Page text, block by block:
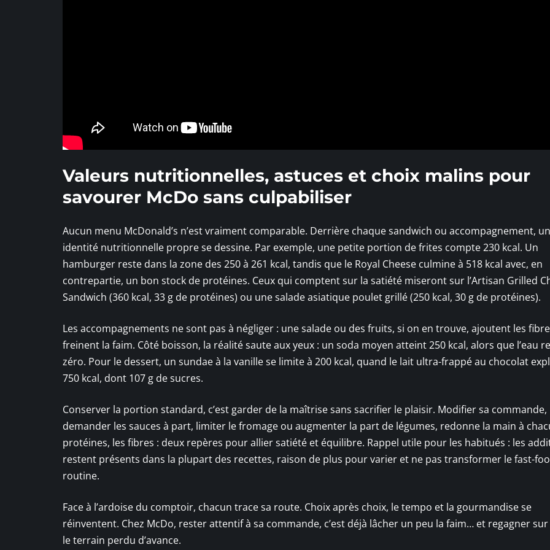
Valeurs nutritionnelles, astuces et choix malins pour
savourer McDo sans culpabiliser
Aucun menu McDonald’s n’est vraiment comparable. Derrière chaque sandwich ou accompagnement,
identité nutritionnelle propre se dessine. Par exemple, une petite portion de frites compte 230 kcal. Un
hamburger reste dans la zone des 250 à 261 kcal, tandis que le Royal Cheese culmine à 518 kcal avec, en
contrepartie, un bon stock de protéines. Ceux qui comptent sur la satiété miseront sur l’Artisan Grilled
Sandwich (360 kcal, 33 g de protéines) ou une salade asiatique poulet grillé (250 kcal, 30 g de protéines).
Les accompagnements ne sont pas à négliger : une salade ou des fruits, si on en trouve, ajoutent les
freinent la faim. Côté boisson, la réalité saute aux yeux : un soda moyen atteint 250 kcal, alors que l’eau
zéro. Pour le dessert, un sundae à la vanille se limite à 200 kcal, quand le lait ultra-frappé au chocolat
750 kcal, dont 107 g de sucres.
Conserver la portion standard, c’est garder de la maîtrise sans sacrifier le plaisir. Modifier sa commande,
demander les sauces à part, limiter le fromage ou augmenter la part de légumes, redonne la main à
protéines, les fibres : deux repères pour allier satiété et équilibre. Rappel utile pour les habitués : les
restent présents dans la plupart des recettes, raison de plus pour varier et ne pas transformer le fast-
routine.
Face à l’ardoise du comptoir, chacun trace sa route. Choix après choix, le tempo et la gourmandise se
réinventent. Chez McDo, rester attentif à sa commande, c’est déjà lâcher un peu la faim… et regagner
le terrain perdu d’avance.